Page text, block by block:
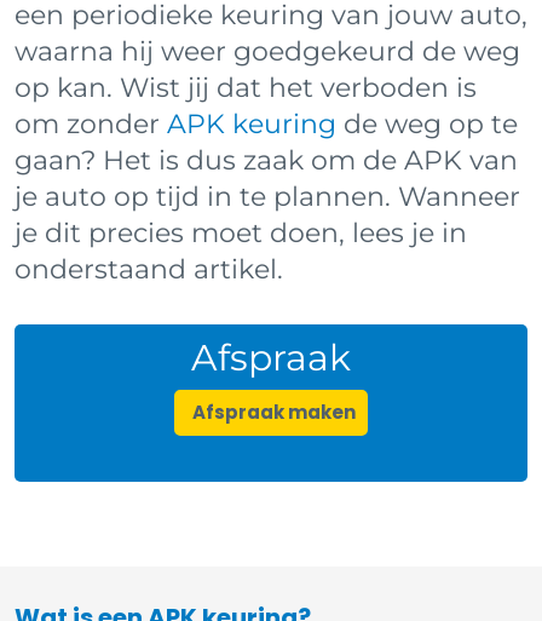
een periodieke keuring van jouw auto,
waarna hij weer goedgekeurd de weg
op kan. Wist jij dat het verboden is
om zonder APK keuring de weg op te
gaan? Het is dus zaak om de APK van
je auto op tijd in te plannen. Wanneer
je dit precies moet doen, lees je in
onderstaand artikel.
Afspraak
Afspraak maken